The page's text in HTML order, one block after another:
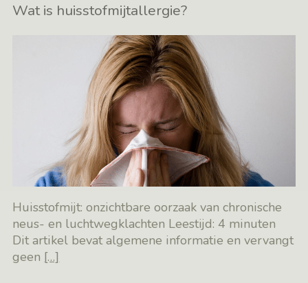
Wat is huisstofmijtallergie?
Huisstofmijt: onzichtbare oorzaak van chronische
neus- en luchtwegklachten Leestijd: 4 minuten
Dit artikel bevat algemene informatie en vervangt
geen […]